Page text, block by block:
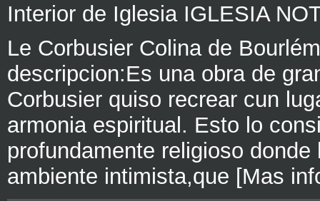
Interior de Iglesia IGLESIA
Le Corbusier Colina de
descripcion:Es una obra de
Corbusier quiso recrear cun
armonia espiritual. Esto lo
profundamente religioso
ambiente intimista,que [Mas